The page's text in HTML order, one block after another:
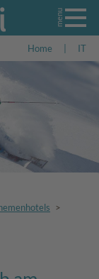
Home IT
>